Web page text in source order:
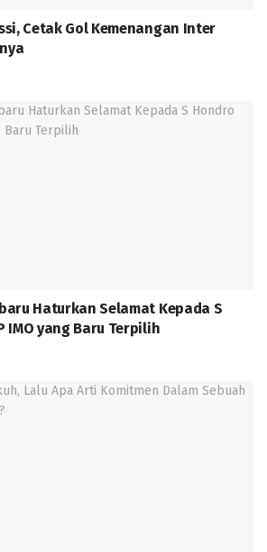
Cetak Gol Kemenangan Inter
Haturkan Selamat Kepada S
IMO yang Baru Terpilih